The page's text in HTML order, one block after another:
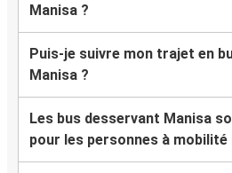
Manisa ?
Puis-je suivre mon trajet en
Manisa ?
Les bus desservant Manisa
pour les personnes à mobilité